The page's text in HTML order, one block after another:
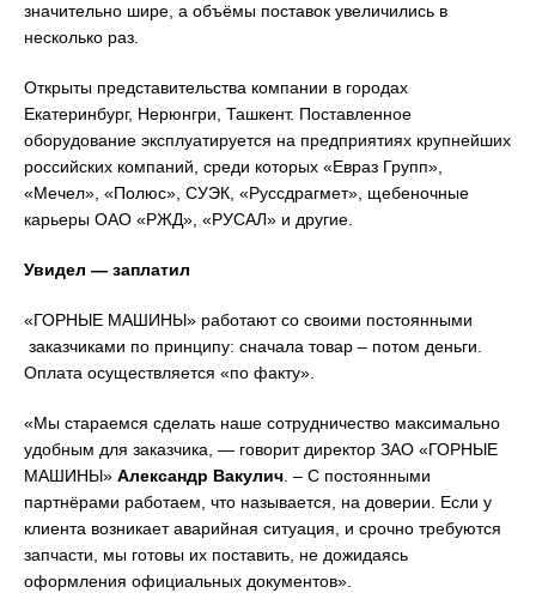
значительно шире, а объёмы поставок увеличились в
несколько раз.
Открыты представительства компании в городах
Екатеринбург, Нерюнгри, Ташкент. Поставленное
оборудование эксплуатируется на предприятиях крупнейших
российских компаний, среди которых «Евраз Групп»,
«Мечел», «Полюс», СУЭК, «Руссдрагмет», щебеночные
карьеры ОАО «РЖД», «РУСАЛ» и другие.
Увидел — заплатил
«ГОРНЫЕ МАШИНЫ» работают со своими постоянными
заказчиками по принципу: сначала товар – потом деньги.
Оплата осуществляется «по факту».
«Мы стараемся сделать наше сотрудничество максимально
удобным для заказчика, — говорит директор ЗАО «ГОРНЫЕ
МАШИНЫ» Александр Вакулич . – С постоянными
партнёрами работаем, что называется, на доверии. Если у
клиента возникает аварийная ситуация, и срочно требуются
запчасти, мы готовы их поставить, не дожидаясь
оформления официальных документов».